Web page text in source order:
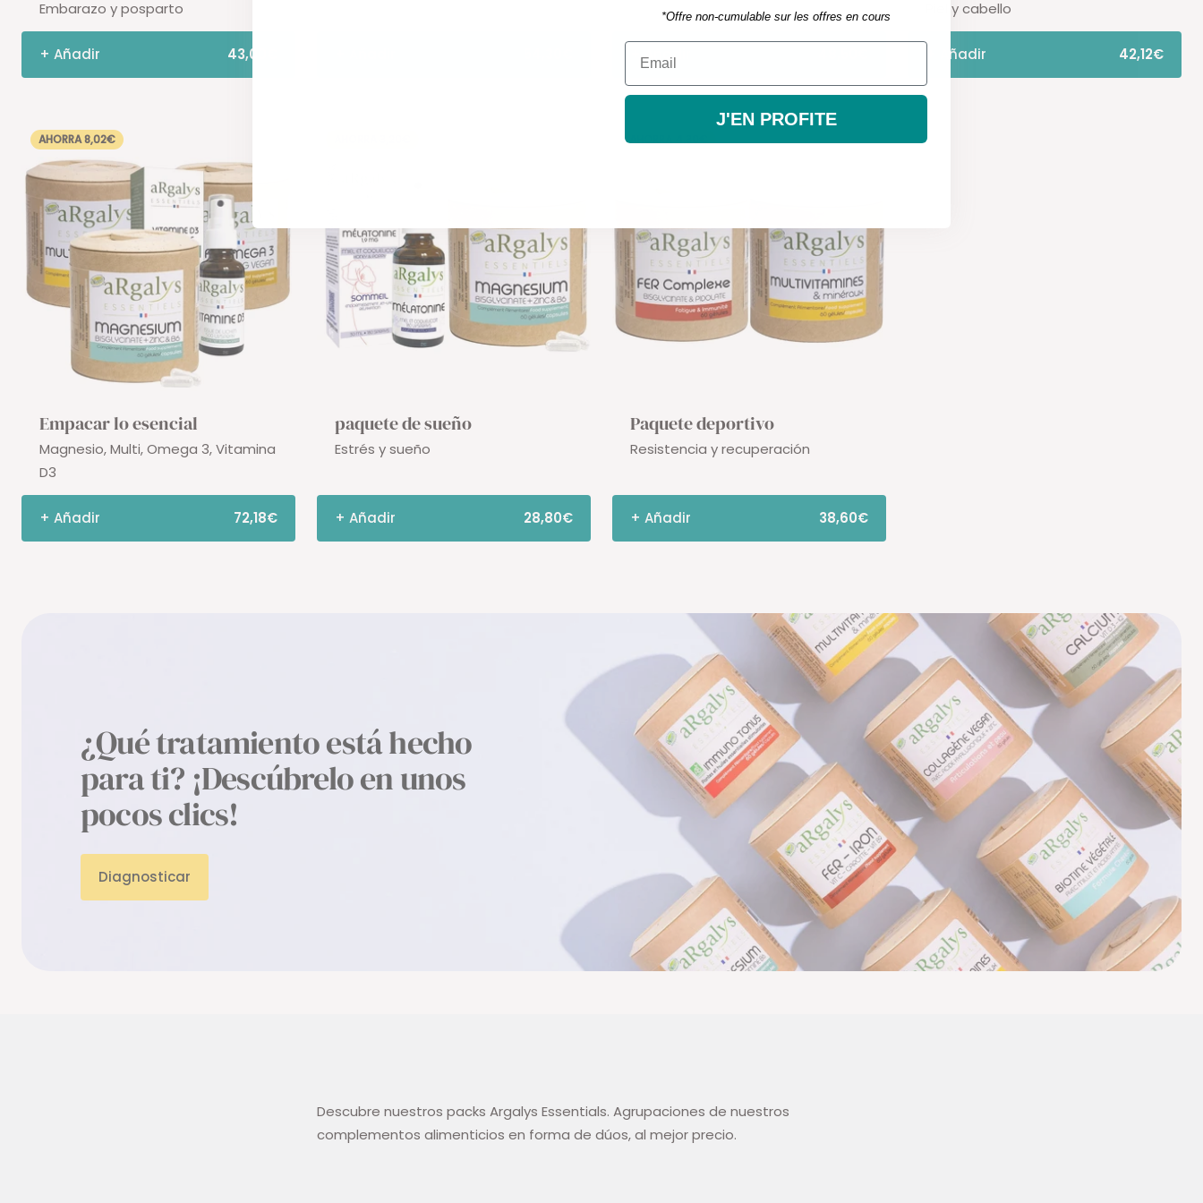
Embarazo y posparto
+ Añadir 43,00€ + Añadir
Piel y cabello
+ Añadir 42,12€
AHORRA 8,02€
Empacar lo esencial
Magnesio, Multi, Omega 3, Vitamina
D3
+ Añadir 72,18€
paquete de sueño
Estrés y sueño
+ Añadir 28,80€
AHORRA 4,30€
Paquete deportivo
Resistencia y recuperación
+ Añadir 38,60€
¿Qué tratamiento está hecho
para ti? ¡Descúbrelo en unos
pocos clics!
Diagnosticar
Descubre nuestros packs Argalys Essentials. Agrupaciones de nuestros
complementos alimenticios en forma de dúos, al mejor precio.
*Offre non-cumulable sur les offres en cours
J'EN PROFITE